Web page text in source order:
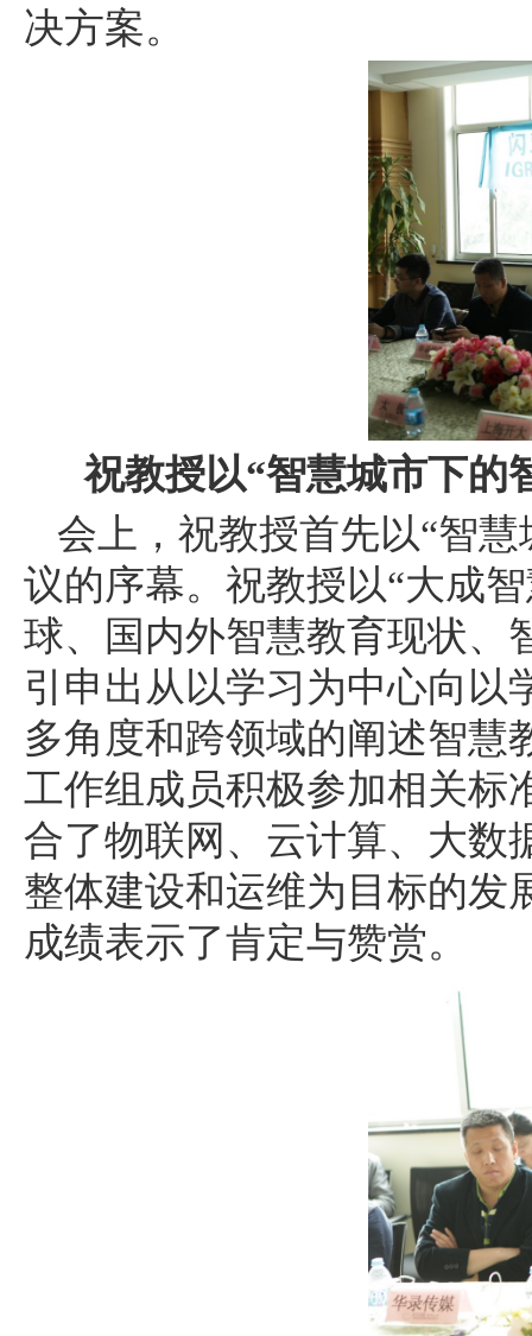
决方案。
祝教授以“智慧城市下的
会上，祝教授首先以“智
议的序幕。祝教授以“大成
球、国内外智慧教育现状、
引申出从以学习为中心向以
多角度和跨领域的阐述智慧
工作组成员积极参加相关标
合了物联网、云计算、大数
整体建设和运维为目标的发
成绩表示了肯定与赞赏。